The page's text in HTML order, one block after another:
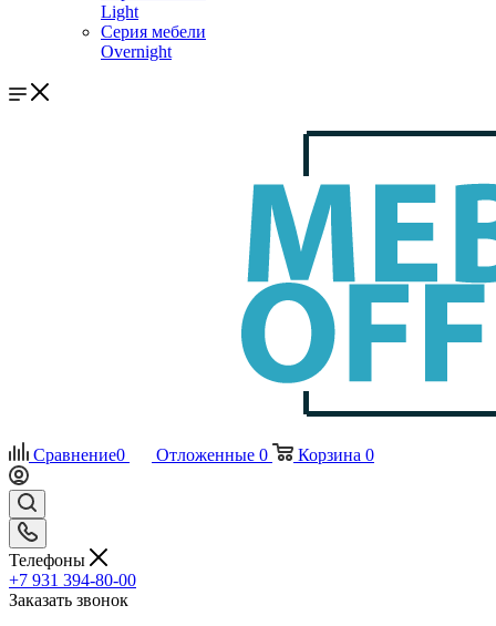
Light
Серия мебели
Overnight
Сравнение0 Отложенные 0 Корзина 0
Телефоны
+7 931 394-80-00
Заказать звонок